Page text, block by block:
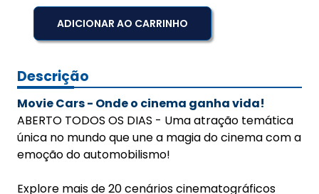
ADICIONAR AO CARRINHO
Descrição
Movie Cars - Onde o cinema ganha vida!
ABERTO TODOS OS DIAS - Uma atração temática
única no mundo que une a magia do cinema com a
emoção do automobilismo!
Explore mais de 20 cenários cinematográficos